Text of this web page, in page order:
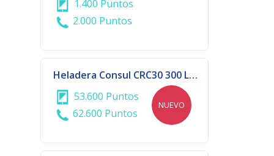
1.400 Puntos
2.000 Puntos
Heladera Consul CRC30 300 LTS 1P F/H
53.600 Puntos
62.600 Puntos
NUEVO